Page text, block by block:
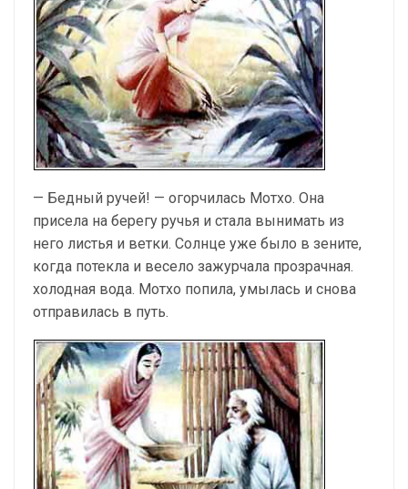
— Бедный ручей! — огорчилась Мотхо. Она
присела на берегу ручья и стала вынимать из
него листья и ветки. Солнце уже было в зените,
когда потекла и весело зажурчала прозрачная.
холодная вода. Мотхо попила, умылась и снова
отправилась в путь.